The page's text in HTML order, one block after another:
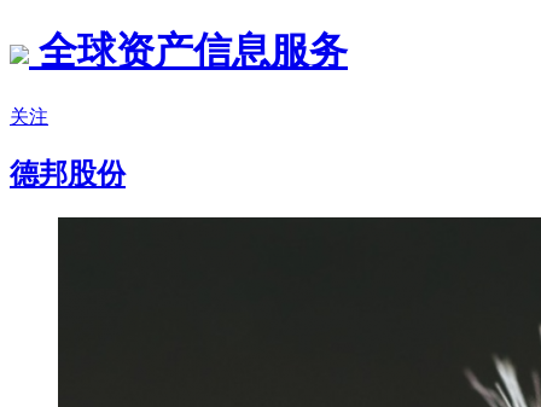
全球资产信息服务
关注
德邦股份